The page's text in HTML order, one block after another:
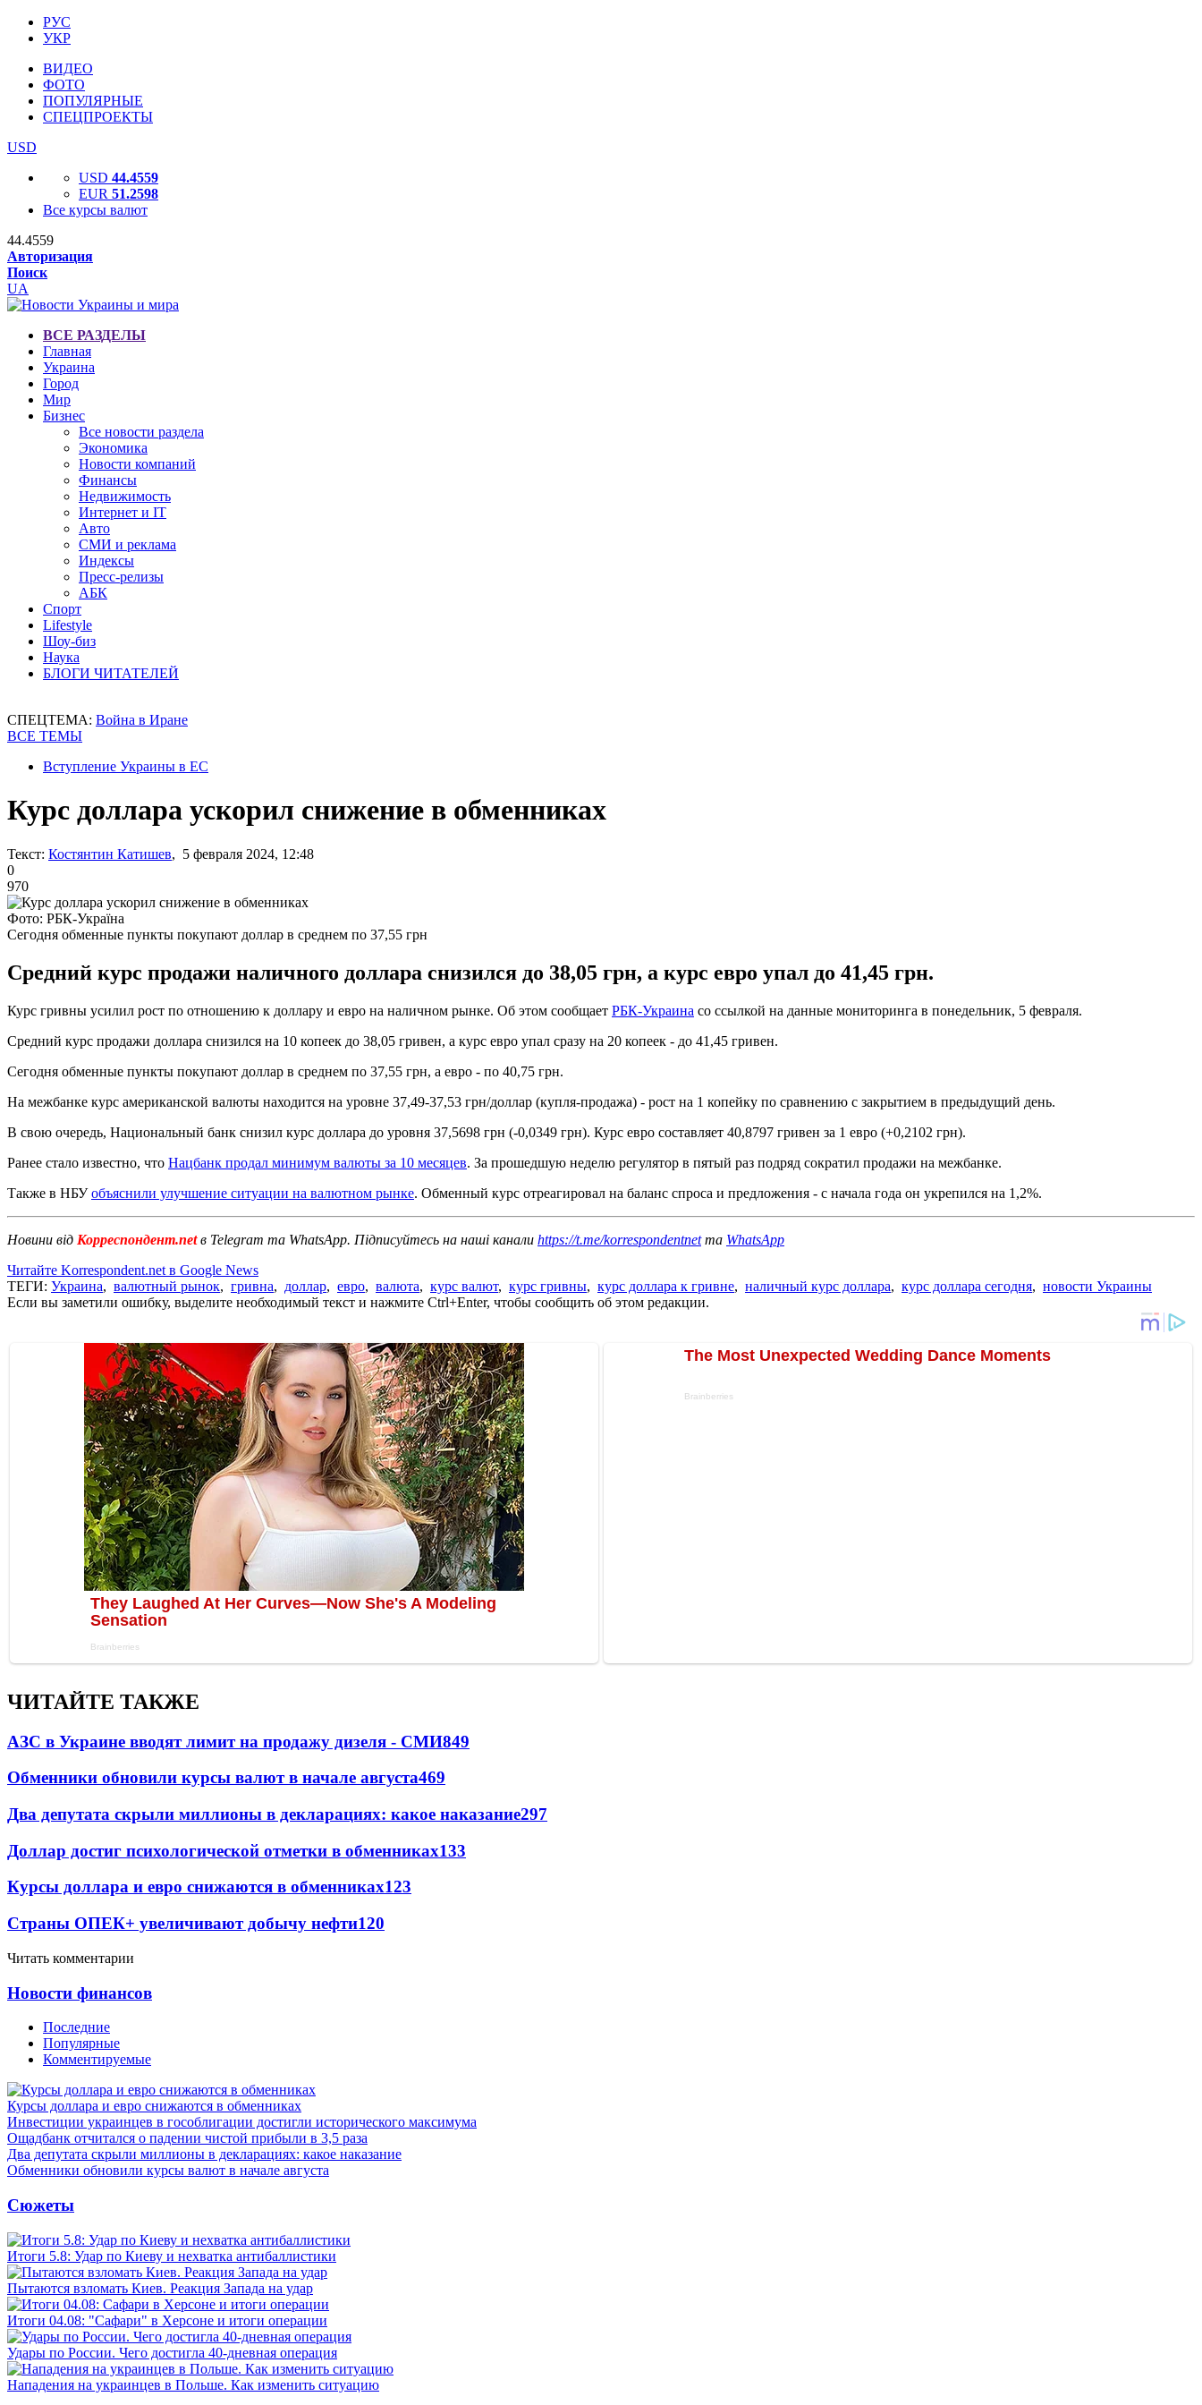
РУС
УКР
ВИДЕО
ФОТО
ПОПУЛЯРНЫЕ
СПЕЦПРОЕКТЫ
USD
USD 44.4559
EUR 51.2598
Все курсы валют
44.4559
Авторизация
Поиск
UA
ВСЕ РАЗДЕЛЫ
Главная
Украина
Город
Мир
Бизнес
Все новости раздела
Экономика
Новости компаний
Финансы
Недвижимость
Интернет и IT
Авто
СМИ и реклама
Индексы
Пресс-релизы
АБК
Спорт
Lifestyle
Шоу-биз
Наука
БЛОГИ ЧИТАТЕЛЕЙ
СПЕЦТЕМА: Война в Иране
ВСЕ ТЕМЫ
Вступление Украины в ЕС
Курс доллара ускорил снижение в обменниках
Текст: Костянтин Катишев, 5 февраля 2024, 12:48
0
970
Фото: РБК-Україна
Сегодня обменные пункты покупают доллар в среднем по 37,55 грн
Средний курс продажи наличного доллара снизился до 38,05 грн, а курс евро упал до 41,45 грн.
Курс гривны усилил рост по отношению к доллару и евро на наличном рынке. Об этом сообщает РБК-Украина со ссылкой на данные мониторинга в понедельник, 5 февраля.
Средний курс продажи доллара снизился на 10 копеек до 38,05 гривен, а курс евро упал сразу на 20 копеек - до 41,45 гривен.
Сегодня обменные пункты покупают доллар в среднем по 37,55 грн, а евро - по 40,75 грн.
На межбанке курс американской валюты находится на уровне 37,49-37,53 грн/доллар (купля-продажа) - рост на 1 копейку по сравнению с закрытием в предыдущий день.
В свою очередь, Национальный банк снизил курс доллара до уровня 37,5698 грн (-0,0349 грн). Курс евро составляет 40,8797 гривен за 1 евро (+0,2102 грн).
Ранее стало известно, что Нацбанк продал минимум валюты за 10 месяцев. За прошедшую неделю регулятор в пятый раз подряд сократил продажи на межбанке.
Также в НБУобъяснили улучшение ситуации на валютном рынке. Обменный курс отреагировал на баланс спроса и предложения - с начала года он укрепился на 1,2%.
Новини від Корреспондент.netв Telegram та WhatsApp. Підписуйтесь на наші канали https://t.me/korrespondentnetта WhatsApp
Читайте Korrespondent.net в Google News
ТЕГИ: Украина, валютный рынок, гривна, доллар, евро, валюта, курс валют, курс гривны, курс доллара к гривне, наличный курс доллара, курс доллара сегодня, новости Украины
Если вы заметили ошибку, выделите необходимый текст и нажмите Ctrl+Enter, чтобы сообщить об этом редакции.
ЧИТАЙТЕ ТАКЖЕ
АЗС в Украине вводят лимит на продажу дизеля - СМИ849
Обменники обновили курсы валют в начале августа469
Два депутата скрыли миллионы в декларациях: какое наказание297
Доллар достиг психологической отметки в обменниках133
Курсы доллара и евро снижаются в обменниках123
Страны ОПЕК+ увеличивают добычу нефти120
Читать комментарии
Новости финансов
Последние
Популярные
Комментируемые
Курсы доллара и евро снижаются в обменниках
Инвестиции украинцев в гособлигации достигли исторического максимума
Ощадбанк отчитался о падении чистой прибыли в 3,5 раза
Два депутата скрыли миллионы в декларациях: какое наказание
Обменники обновили курсы валют в начале августа
Сюжеты
Итоги 5.8: Удар по Киеву и нехватка антибаллистики
Пытаются взломать Киев. Реакция Запада на удар
Итоги 04.08: "Сафари" в Херсоне и итоги операции
Удары по России. Чего достигла 40-дневная операция
Нападения на украинцев в Польше. Как изменить ситуацию